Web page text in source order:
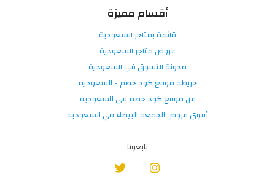
أقسام مميزة
قائمة بمتاجر السعودية
عروض متاجر السعودية
مدونة التسوق في السعودية
خريطة موقع كود خصم - السعودية
عن موقع كود خصم في السعودية
أقوى عروض الجمعة البيضاء في السعودية
تابعونا